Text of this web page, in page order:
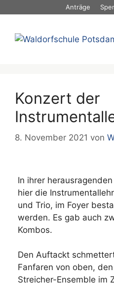
Anträge
Konzert der
8. November 2021 von
In ihrer
hier die
und Trio, im Foyer
werden. Es gab auch
Kombos.
Den Auftackt
Fanfaren von oben,
Streicher-Ensemble im